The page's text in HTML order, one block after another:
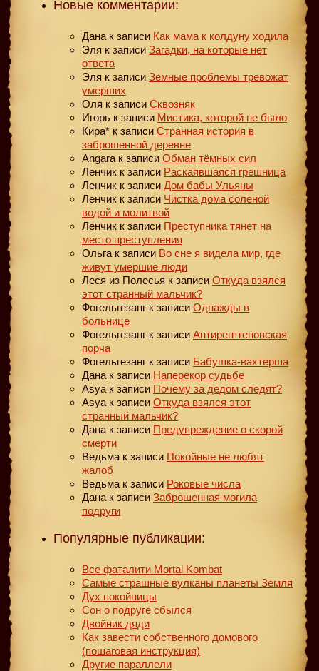
Новые комментарии:
Дана к записи Как мама к колдуну ходила
Эля к записи Загадки, на которые нет
ответа
Эля к записи Земные проблемы тревожат
умерших
Оля к записи Сквозняк
Игорь к записи Мистика, которой не было
Кира* к записи Странная история в
заброшенной деревне
Angara к записи Обман тёмных сил
Ленчик к записи Раскаявшаяся грешница
Ленчик к записи Дом бабы Ульяны
Ленчик к записи Чистка дома соленой
водой и молитвой
Ленчик к записи Преступника тянет на
место преступления
Ольга к записи Во сне я видела мир, где
живут умершие люди
Леся из Полесья к записи Откуда взялся
этот странный мальчик?
Фогельгезанг к записи Однажды в
больнице
Фогельгезанг к записи Антирентгеновская
порча
Фогельгезанг к записи Бабушка-вахтерша
Дана к записи Наперекор судьбе
Asya к записи Почему за дедом следят?
Asya к записи Откуда взялся этот
странный мальчик?
Дана к записи Предупреждение о скорой
смерти
Ведьма к записи Покойные не любят
жалоб
Ведьма к записи Роковые числа
Дана к записи Заброшенная могила
подруги
Популярные публикации:
Все фаталити Mortal Kombat
Самые страшные вулканы планеты Земля
Дух покойницы
Сон о подруге сбылся
Двойник дяди
Как завести собственного домового
(пошаговая инструкция)
Другие параллели